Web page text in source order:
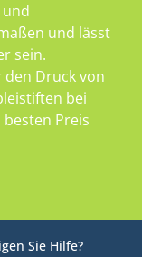
und lässt
sein.
den Druck von
bei
Preis
Sie Hilfe?